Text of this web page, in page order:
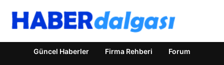
Güncel Haberler Firma Rehberi Forum